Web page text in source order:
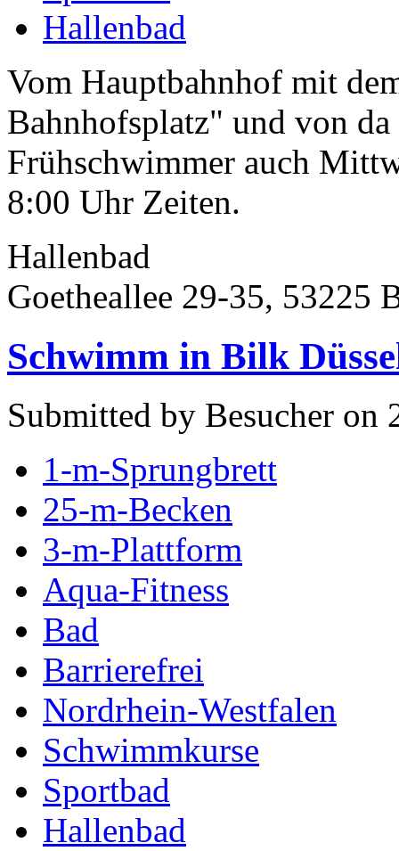
Hallenbad
Vom Hauptbahnhof mit
Bahnhofsplatz" und von
Frühschwimmer auch
8:00 Uhr Zeiten.
Hallenbad
Goetheallee 29-35, 53225
Schwimm in Bilk
Submitted by Besucher on
1-m-Sprungbrett
25-m-Becken
3-m-Plattform
Aqua-Fitness
Bad
Barrierefrei
Nordrhein-Westfalen
Schwimmkurse
Sportbad
Hallenbad